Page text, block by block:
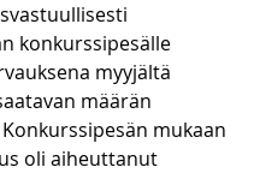
konkurssipesälle
myyjältä
määrän
mukaan
oli aiheuttanut